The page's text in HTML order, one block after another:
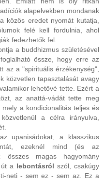
alapelvekben mondanak
közös eredet nyomát kutatja,
felé kell fordulnia, ahol
fedezhetők fel.
a buddhizmus születésével
össze, hogy erre az
az a "spirituális érzékenység",
közvetlen tapasztalását avagy
lehetővé tette. Ezért a
az anattá-vádát tette meg
a kondicionalitás teljes és
a célra irányulva,
upanisádokat, a klasszikus
ezeknél mind (és az
összes magas hagyomány
a lebontásról szól, csakúgy
neti - sem ez - sem az. Ez a